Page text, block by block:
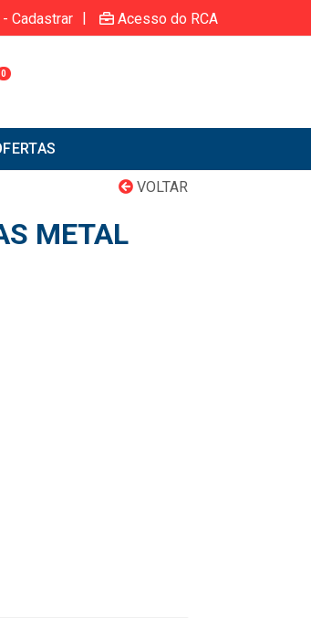
Cadastrar | Acesso do RCA
0
VOLTAR
METAL